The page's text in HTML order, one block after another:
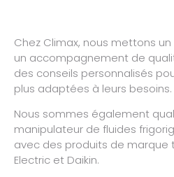
Chez Climax, nous mettons
un accompagnement de
des conseils personnalisés
plus adaptées à leurs besoins.
Nous sommes également
manipulateur de fluides
avec des produits de marque
Electric et Daikin.